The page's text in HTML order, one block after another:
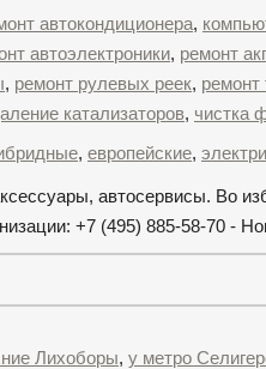
автокондиционера,
автоэлектроники, ремонт
, ремонт рулевых реек, ремонт
катализаторов, чистка
, европейские,
автосервисы. Во
+7 (495) 885-58-70 -
Лихоборы, у метро